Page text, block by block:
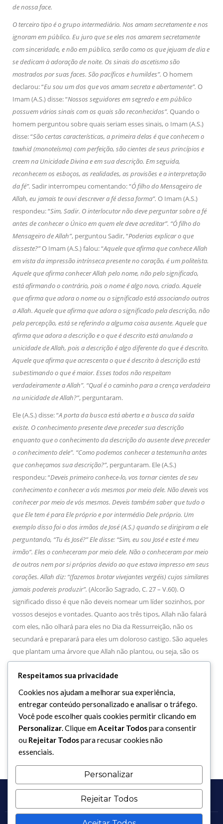
de nossa face.
O terceiro tipo é o grupo intermediário. Nos amam secretamente e nos
ignoram em público. Eu juro que se eles nos amarem secretamente
com sinceridade, e não em público, serão como os que jejuam de dia e
se dedicam à adoração de noite. Os sinais do ascetismo são
mostrados por suas faces. São pacíficos e humildes”. O homem
declarou: “Eu sou um dos que vos amam secreta e abertamente”. O
Imam (A.S.) disse: “Nossos seguidores em segredo e em público
possuem vários sinais com os quais são reconhecidos”. Quando o
homem perguntou sobre quais seriam esses sinais, o Imam (A.S.)
disse: “São certas características, a primeira delas é que conhecem o
tawhid (monoteísmo) com perfeição, são cientes de seus princípios e
creem na Unicidade Divina e em sua descrição. Em seguida,
reconhecem os esboços, as realidades, as provisões e a interpretação
da fé”. Sadir interrompeu comentando: “Ó filho do Mensageiro de
Allah, eu jamais te ouvi descrever a fé dessa forma”. O Imam (A.S.)
respondeu: “Sim, Sadir. O interlocutor não deve perguntar sobre a fé
antes de conhecer o Único em quem ele deve acreditar”. “Ó filho do
Mensageiro de Allah”, perguntou Sadir, “Poderias explicar o que
disseste?”O Imam (A.S.) falou: “Aquele que afirma que conhece Allah
em vista da impressão intrínseca presente no coração, é um politeísta.
Aquele que afirma conhecer Allah pelo nome, não pelo significado,
está afirmando o contrário, pois o nome é algo novo, criado. Aquele
que afirma que adora o nome ou o significado está associando outros
a Allah. Aquele que afirma que adora o significado pela descrição, não
pela percepção, está se referindo a alguma coisa ausente. Aquele que
afirma que adora a descrição e o que é descrito está anulando a
unicidade de Allah, pois a descrição é algo diferente do que é descrito.
Aquele que afirma que acrescenta o que é descrito à descrição está
subestimando o que é maior. Esses todos não respeitam
verdadeiramente a Allah”. “Qual é o caminho para a crença verdadeira
na unicidade de Allah?”, perguntaram.
Ele (A.S.) disse: “A porta da busca está aberta e a busca da saída
existe. O conhecimento presente deve preceder sua descrição
enquanto que o conhecimento da descrição do ausente deve preceder
o conhecimento dele”. “Como podemos conhecer a testemunha antes
que conheçamos sua descrição?”, perguntaram. Ele (A.S.)
respondeu: “Deveis primeiro conhece-lo, vos tornar cientes de seu
conhecimento e conhecer a vós mesmos por meio dele. Não deveis vos
conhecer por meio de vós mesmos. Deveis também saber que tudo o
que Ele tem é para Ele próprio e por intermédio Dele próprio. Um
exemplo disso foi o dos irmãos de José (A.S.) quando se dirigiram a ele
perguntando, “Tu és José?” Ele disse: “Sim, eu sou José e este é meu
irmão”. Eles o conheceram por meio dele. Não o conheceram por meio
de outros nem por si próprios devido ao que estava impresso em seus
corações. Allah diz: “(fazemos brotar vivejantes vergéis) cujos similares
jamais podereis produzir”. (Alcorão Sagrado, C. 27 – V.60). O
significado disso é que não deveis nomear um líder sozinhos, por
vossos desejos e vontades. Quanto aos três tipos, Allah não falará
com eles, não olhará para eles no Dia da Ressurreição, não os
secundará e preparará para eles um doloroso castigo. São aqueles
que plantam uma árvore que Allah não plantou, ou seja, são os
que nomeiam um líder a partir de seus desejos, que negam um
líder que Allah nomeia; que afirmam que aquelas duas pessoas (os
dois imames da época) nada têm a ver com o Islam. Allah diz: “
Senhor cria e escolhe da maneira que melhor Lhe apraz, ao passo que
eles não têm a faculdade da escolha…”(Alcorão Sagrado, C.28 –
V.68).”
Respeitamos sua privacidade
Cookies nos ajudam a melhorar sua experiência,
entregar conteúdo personalizado e analisar o tráfego.
Você pode escolher quais cookies permitir clicando em
Personalizar. Clique emAceitar Todospara consentir
ou Rejeitar Todospara recusar cookies não
essenciais.
Personalizar
Rejeitar Todos